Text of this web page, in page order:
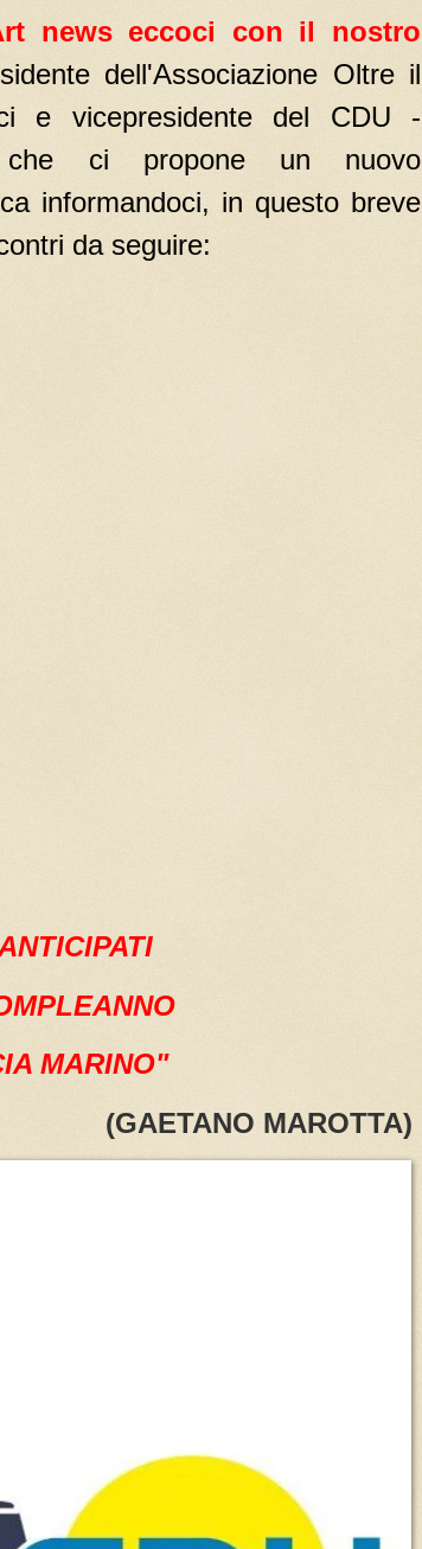
news eccoci con il nostro
dell'Associazione Oltre il
e vicepresidente del CDU -
che ci propone un nuovo
informandoci, in questo breve
da seguire:
MARINO"
(GAETANO MAROTTA)